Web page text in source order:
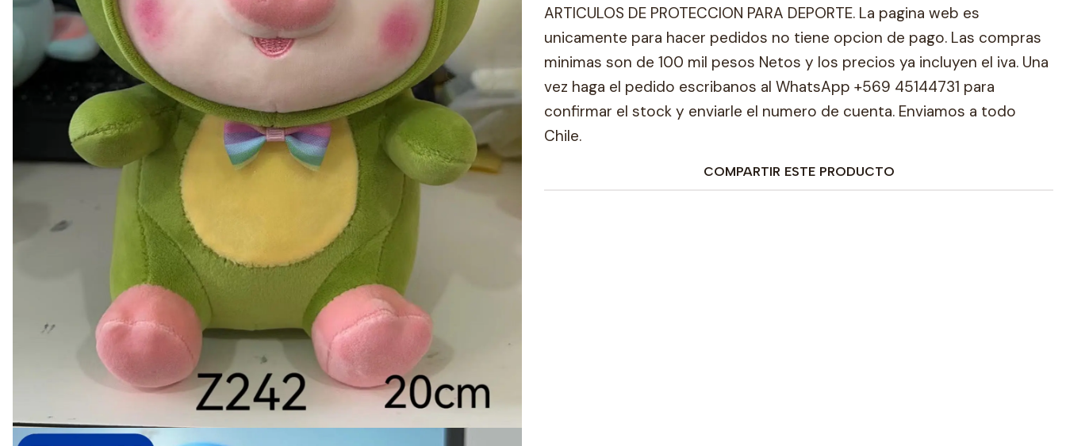
ARTICULOS DE PROTECCION PARA DEPORTE. La pagina web es
unicamente para hacer pedidos no tiene opcion de pago. Las compras
minimas son de 100 mil pesos Netos y los precios ya incluyen el iva. Una
vez haga el pedido escribanos al WhatsApp +569 45144731 para
confirmar el stock y enviarle el numero de cuenta. Enviamos a todo
Chile.
COMPARTIR ESTE PRODUCTO